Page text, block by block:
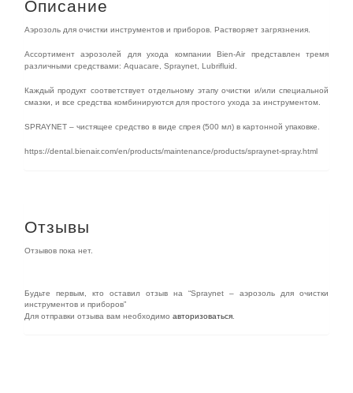
Описание
Аэрозоль для очистки инструментов и приборов. Растворяет загрязнения.
Ассортимент аэрозолей для ухода компании Bien-Air представлен тремя
различными средствами: Aquacare, Spraynet, Lubrifluid.
Каждый продукт соответствует отдельному этапу очистки и/или специальной
смазки, и все средства комбинируются для простого ухода за инструментом.
SPRAYNET – чистящее средство в виде спрея (500 мл) в картонной упаковке.
https://dental.bienair.com/en/products/maintenance/products/spraynet-spray.html
Отзывы
Отзывов пока нет.
Будьте первым, кто оставил отзыв на “Spraynet – аэрозоль для очистки
инструментов и приборов”
Для отправки отзыва вам необходимо авторизоваться